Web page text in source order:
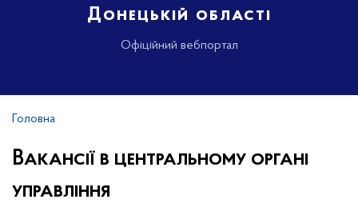
Донецькій області
Офіційний вебпортал
Головна
Вакансії в центральному органі
управління